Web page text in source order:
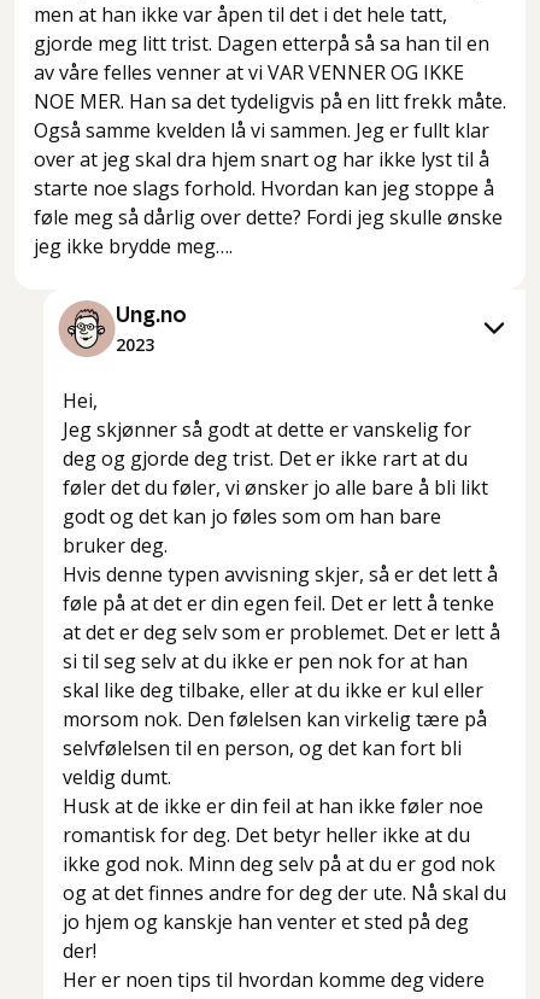
men at han ikke var åpen til det i det hele tatt,
gjorde meg litt trist. Dagen etterpå så sa han til en
av våre felles venner at vi VAR VENNER OG IKKE
NOE MER. Han sa det tydeligvis på en litt frekk måte.
Også samme kvelden lå vi sammen. Jeg er fullt klar
over at jeg skal dra hjem snart og har ikke lyst til å
starte noe slags forhold. Hvordan kan jeg stoppe å
føle meg så dårlig over dette? Fordi jeg skulle ønske
jeg ikke brydde meg….
Ung.no
2023
Hei,
Jeg skjønner så godt at dette er vanskelig for
deg og gjorde deg trist. Det er ikke rart at du
føler det du føler, vi ønsker jo alle bare å bli likt
godt og det kan jo føles som om han bare
bruker deg.
Hvis denne typen avvisning skjer, så er det lett å
føle på at det er din egen feil. Det er lett å tenke
at det er deg selv som er problemet. Det er lett å
si til seg selv at du ikke er pen nok for at han
skal like deg tilbake, eller at du ikke er kul eller
morsom nok. Den følelsen kan virkelig tære på
selvfølelsen til en person, og det kan fort bli
veldig dumt.
Husk at de ikke er din feil at han ikke føler noe
romantisk for deg. Det betyr heller ikke at du
ikke god nok. Minn deg selv på at du er god nok
og at det finnes andre for deg der ute. Nå skal du
jo hjem og kanskje han venter et sted på deg
der!
Her er noen tips til hvordan komme deg videre